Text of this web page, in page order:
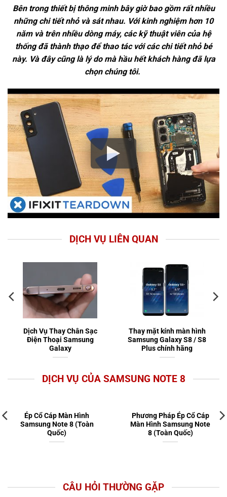
Bên trong thiết bị thông minh bây giờ bao gồm rất nhiều
những chi tiết nhỏ và sát nhau. Với kinh nghiệm hơn 10
năm và trên nhiều dòng máy, các kỹ thuật viên của hệ
thống đã thành thạo để thao tác với các chi tiết nhỏ bé
này. Và đây cũng là lý do mà hầu hết khách hàng đã lựa
chọn chúng tôi.
DỊCH VỤ LIÊN QUAN
Dịch Vụ Thay Chân Sạc
Điện Thoại Samsung
Galaxy
Thay mặt kính màn hình
Samsung Galaxy S8 / S8
Plus chính hãng
DỊCH VỤ CỦA SAMSUNG NOTE 8
Ép Cổ Cáp Màn Hình
Samsung Note 8 (Toàn
Quốc)
Phương Pháp Ép Cổ Cáp
Màn Hình Samsung Note
8 (Toàn Quốc)
CÂU HỎI THƯỜNG GẶP